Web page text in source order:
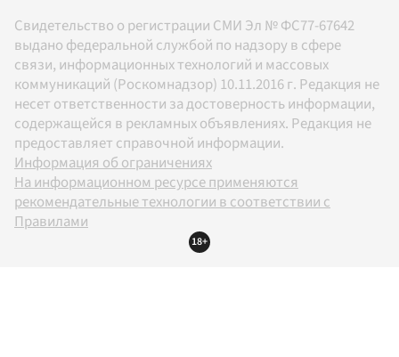
Свидетельство о регистрации СМИ Эл № ФС77-67642
выдано федеральной службой по надзору в сфере
связи, информационных технологий и массовых
коммуникаций (Роскомнадзор) 10.11.2016 г. Редакция не
несет ответственности за достоверность информации,
содержащейся в рекламных объявлениях. Редакция не
предоставляет справочной информации.
Информация об ограничениях
На информационном ресурсе применяются
рекомендательные технологии в соответствии с
Правилами
18+